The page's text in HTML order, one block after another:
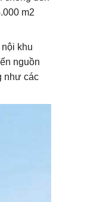
m2
khu
nguồn
như các